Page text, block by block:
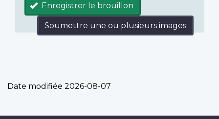
Enregistrer le brouillon
Soumettre une ou plusieurs images
Date modifiée 2026-08-07